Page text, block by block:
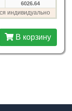
6026.64
индивидуально
В корзину